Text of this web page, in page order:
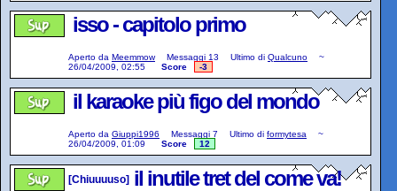
isso - capitolo primo
Aperto da Meemmow Messaggi 13 Ultimo di Qualcuno
~
26/04/2009, 02:55
Score -3
il karaoke più figo del mondo
Aperto da Giuppi1996 Messaggi 7 Ultimo di formytesa
~
26/04/2009, 01:09
Score 12
[Chiuuuuso] il inutile tret del come va!